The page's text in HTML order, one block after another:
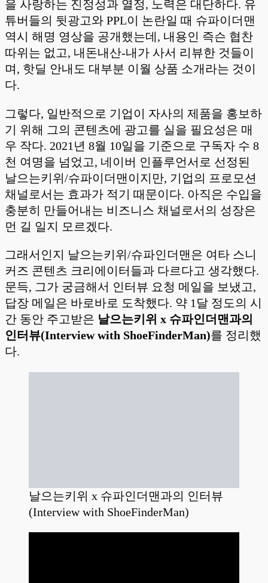
을 사랑하는 진정성과 열정, 노력은 대단하다. 유
튜버들의 뒷광고와 PPL이 논란일 때 슈파이더맨
역시 해명 영상을 공개했는데, 내용인 즉슨 협찬
따위는 없고, 내돈내산-내가 사서 리뷰한 것들이
며, 핫딜 안내도 대부분 이월 상품 소개라는 것이
다.
그렇다, 일반적으로 기업이 자사의 제품을 홍보하
기 위해 그의 콘텐츠에 광고를 실을 필요성은 매
우 작다. 2021년 8월 10일을 기준으로 구독자 수 8
천 여명을 넘었고, 네이버 인플루언서로 선정된
날으는키위/슈파이더맨이지만, 기업의 프로모션
채널로서는 효과가 적기 때문이다. 아직은 수입을
충분히 만들어내는 비즈니스 채널로서의 성장은
먼 길 일지 모르겠다.
그래서인지 날으는키위/슈파인더맨은 여타 스니
커즈 콘텐츠 크리에이터들과 다르다고 생각했다.
문득, 그가 궁금해서 인터뷰 요청 메일을 보냈고,
답장 메일은 바로바로 도착했다. 약 1달 정도의 시
간 동안 주고받은 날으는키위 x 슈파인더맨과의
인터뷰(Interview with ShoeFinderMan)를 정리했
다.
날으는키위 x 슈파인더맨과의 인터뷰
(Interview with ShoeFinderMan)